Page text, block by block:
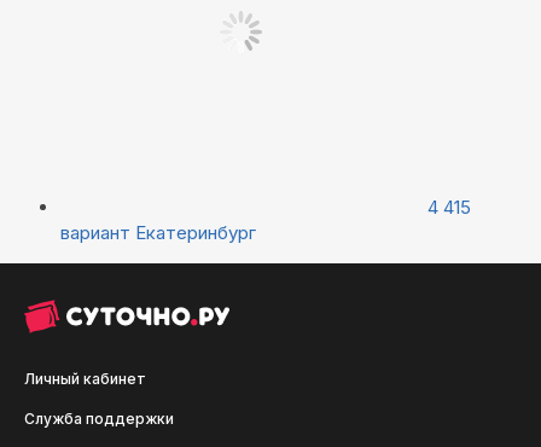
4 415
вариант Екатеринбург
Личный кабинет
Служба поддержки